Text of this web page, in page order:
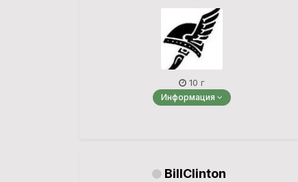
10 г
Информация
BillClinton